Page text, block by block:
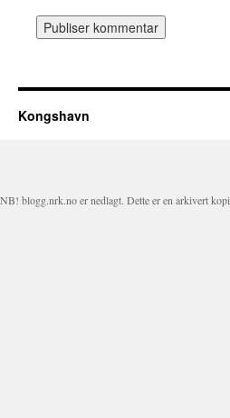
Kongshavn
NB! blogg.nrk.no er nedlagt. Dette er en arkivert kopi